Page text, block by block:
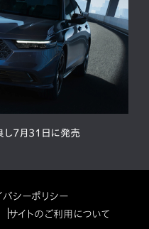
し7月31日に発売
バシーポリシー
サイトのご利用について